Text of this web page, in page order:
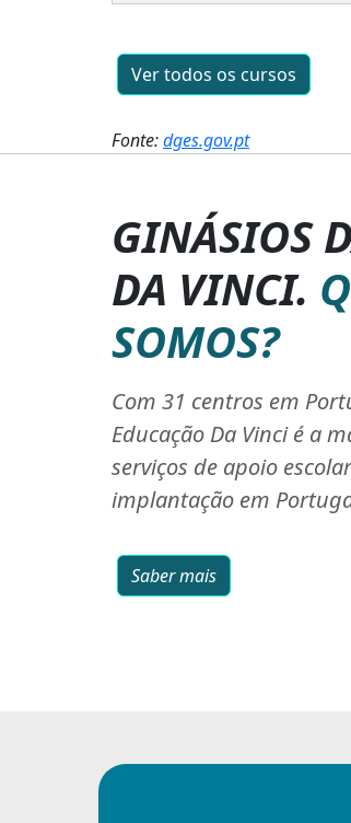
Ver todos os cursos
Fonte:dges.gov.pt
GINÁSIOS
DA VINCI.
SOMOS?
Com 31 centros em
Educação Da Vinci é a
serviços de apoio
implantação em
Saber mais